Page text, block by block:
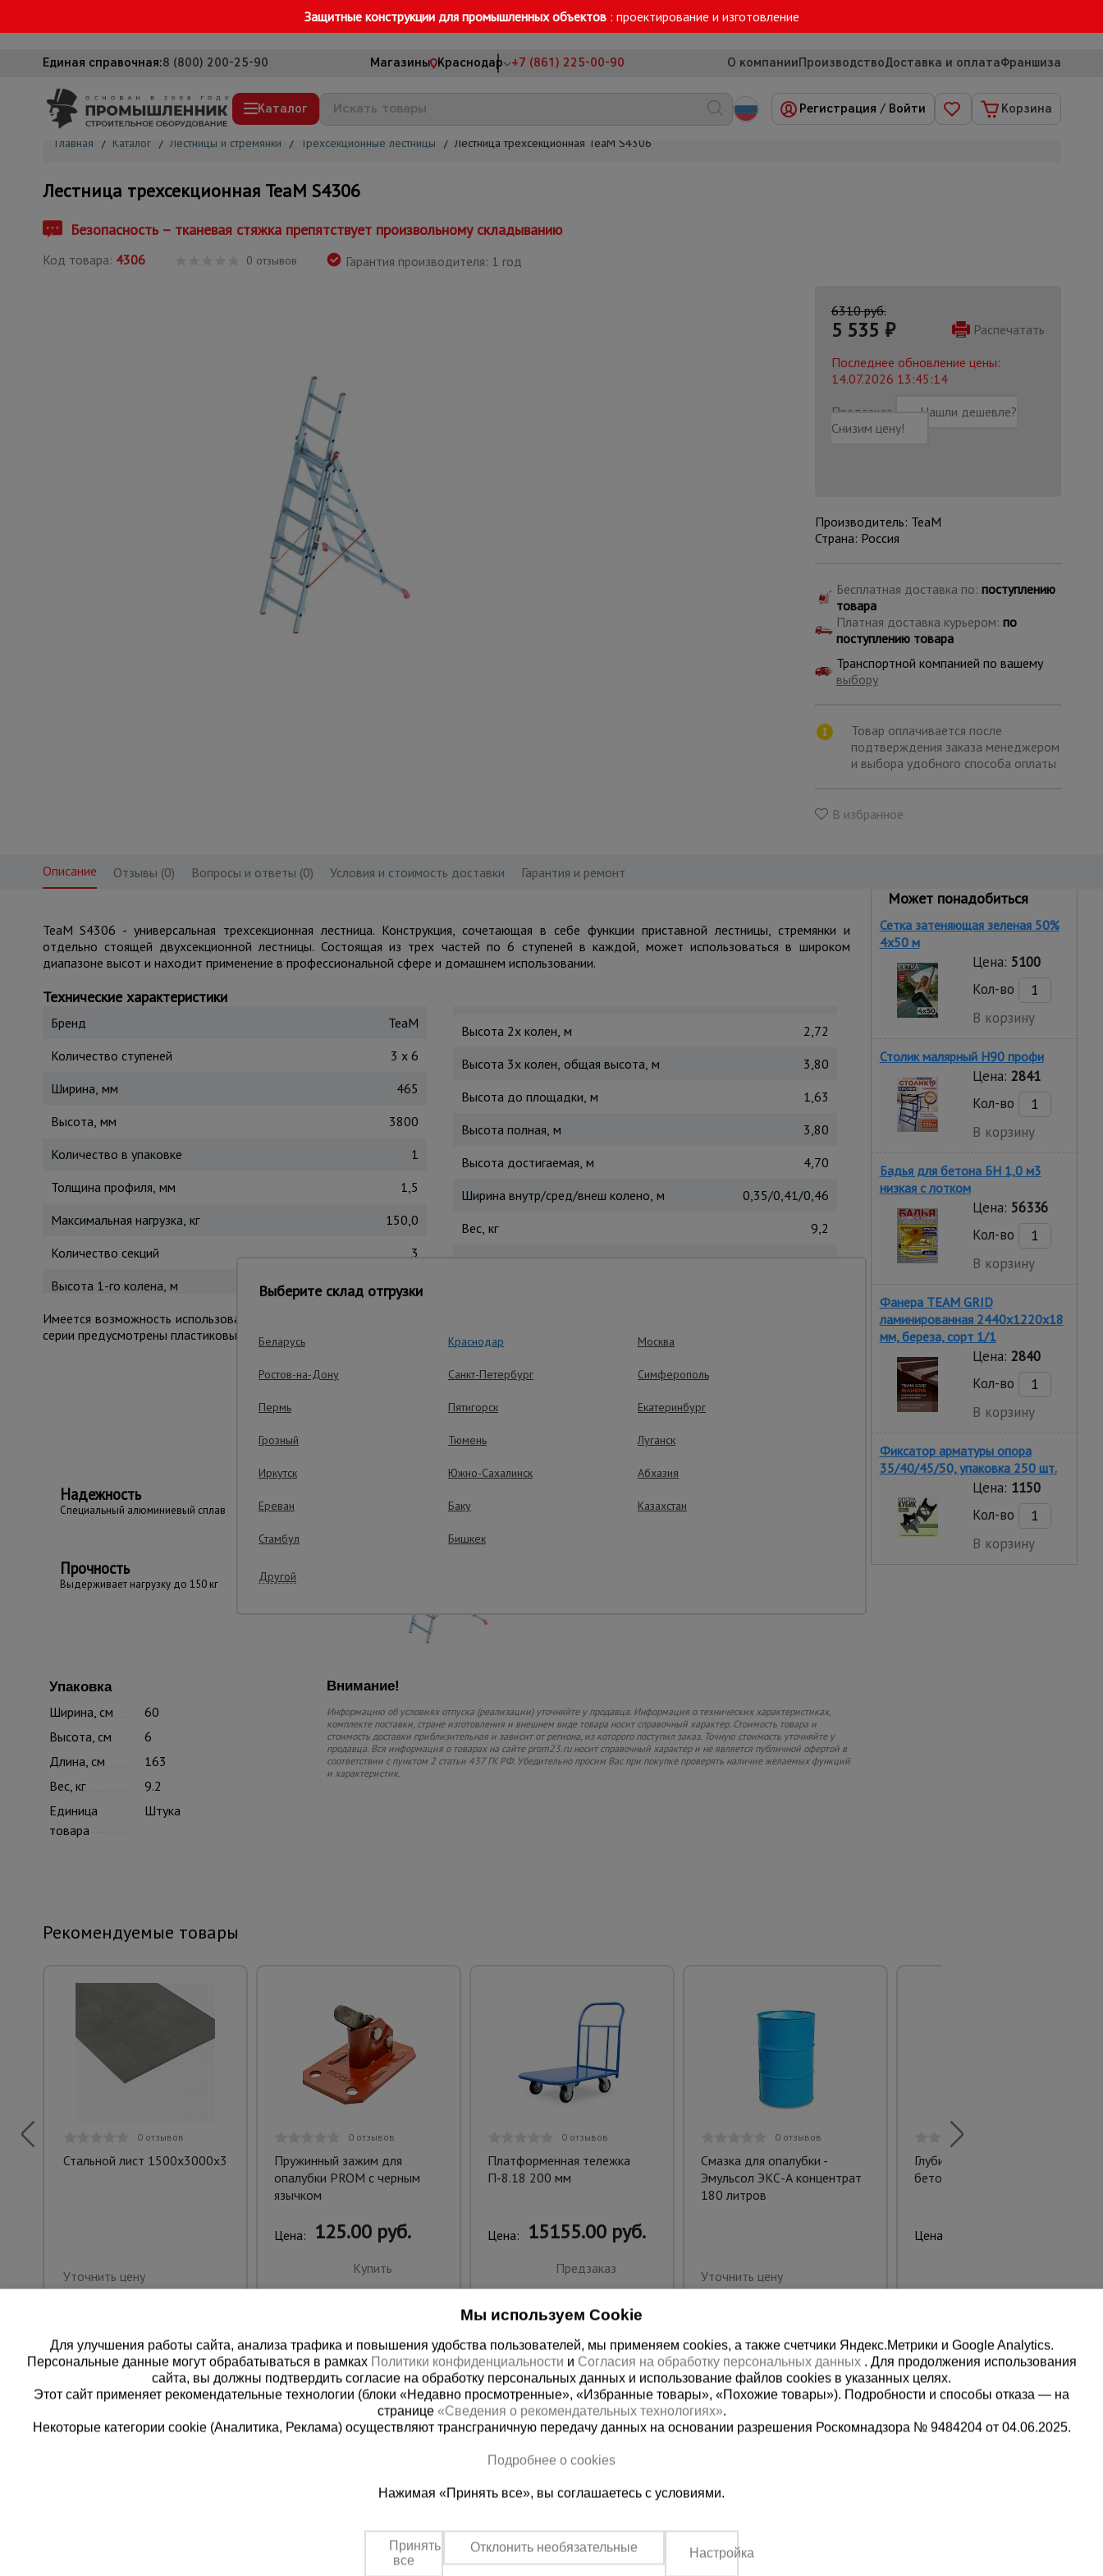
Защитные конструкции для промышленных объектов : проектирование и изготовление
Единая справочная:8 (800) 200-25-90 Магазины Краснодар +7 (861) 225-00-90 О компанииПроизводствоДоставка и оплатаФраншиза
Каталог
Вышки-туры
Сетка, тенты, брезенты
Вибротехника для строительства
Оборудование для работы с арматурой
Оборудование для бетонных работ
Тачки строительные и садовые
Лестницы и стремянки
Штукатурные комплекты
всех
Регистрация / Войти Корзина
Главная / Каталог / Лестницы и стремянки / Трехсекционные лестницы / Лестница трехсекционная TeaM S4306
Лестница трехсекционная TeaM S4306
Безопасность – тканевая стяжка препятствует произвольному складыванию
Код товара: 4306 0 отзывов Гарантия производителя: 1 год
6310 руб.
5 535 ₽
Распечатать
Последнее обновление цены:
14.07.2026 13:45:14
Предзаказ
Нашли дешевле?
Снизим цену!
Производитель: TeaM
Страна: Россия
Бесплатная доставка по: поступлению
товара
Платная доставка курьером: по
поступлению товара
Транспортной компанией по вашему
выбору
Товар оплачивается после
подтверждения заказа менеджером
и выбора удобного способа оплаты
В избранное
Описание Отзывы (0) Вопросы и ответы (0) Условия и стоимость доставки Гарантия и ремонт
TeaM S4306 - универсальная трехсекционная лестница. Конструкция, сочетающая в себе функции приставной лестницы, стремянки и
отдельно стоящей двухсекционной лестницы. Состоящая из трех частей по 6 ступеней в каждой, может использоваться в широком
диапазоне высот и находит применение в профессиональной сфере и домашнем использовании.
Технические характеристики
Бренд
TeaM
Количество ступеней
3 x 6
Ширина, мм
465
Высота, мм
3800
Количество в упаковке
1
Толщина профиля, мм
1,5
Максимальная нагрузка, кг
150,0
Количество секций
3
Высота 1-го колена, м
1,63
Высота 2х колен, м
2,72
Высота 3х колен, общая высота, м
3,80
Высота до площадки, м
1,63
Высота полная, м
3,80
Высота достигаемая, м
4,70
Ширина внутр/сред/внеш колено, м
0,35/0,41/0,46
Вес, кг
9,2
Имеется возможность использовать верхнюю секцию как отдельную небольшую приставную лестницу. У трехсекционной лестницы данной
серии предусмотрены пластиковые ребристые накладки в 4-х местах прилегания к поверхности на все случаи трансформации.
Важные преимущества – эффективная работа
Надежность
Cпециальный алюминиевый сплав
Прочность
Выдерживает нагрузку до 150 кг
Широкая перекладина с пластиковыми
Упаковка
Ширина, см
60
Высота, см
6
Длина, см
163
Вес, кг
9.2
Единица
товара
Штука
Внимание!
Информацию об условиях отпуска (реализации) уточняйте у продавца. Информация о технических характеристиках,
комплекте поставки, стране изготовления и внешнем виде товара носит справочный характер. Стоимость товара и
стоимость доставки приблизительная и зависит от региона, из которого поступил заказ. Точную стоимость уточняйте у
продавца. Вся информация о товарах на сайте prom23.ru носит справочный характер и не является публичной офертой в
соответствии с пунктом 2 статьи 437 ГК РФ. Убедительно просим Вас при покупке проверять наличие желаемых функций
и характеристик.
Может понадобиться
Сетка затеняющая зеленая 50%
4х50 м
Цена: 5100
Кол-во
В корзину
Столик малярный H90 профи
Цена: 2841
Кол-во
В корзину
Бадья для бетона БН 1,0 м3
низкая c лотком
Цена: 56336
Кол-во
В корзину
Фанера TEAM GRID
ламинированная 2440х1220х18
мм, береза, сорт 1/1
Цена: 2840
Кол-во
В корзину
Фиксатор арматуры опора
35/40/45/50, упаковка 250 шт.
Цена: 1150
Кол-во
В корзину
Рекомендуемые товары
0 отзывов
Стальной лист 1500х3000х3
Уточнить цену
0 отзывов
Пружинный зажим для
опалубки PROM с черным
язычком
Цена: 125.00 руб.
Купить
0 отзывов
Платформенная тележка
П-8.18 200 мм
Цена: 15155.00 руб.
Предзаказ
0 отзывов
Смазка для опалубки -
Эмульсол ЭКС-А концентрат
180 литров
Уточнить цену
Глубинный вибратор для
бетона ЭП-1400
Цена:
8 (800) 200-25-90
бесплатно по России
+7 (861) 225-00-90
Пн-Пт: с 8:00 до 17:00,
Выберите склад отгрузки
Беларусь Краснодар Москва
Ростов-на-Дону Санкт-Петербург Симферополь
Пермь Пятигорск Екатеринбург
Грозный Тюмень Луганск
Иркутск Южно-Сахалинск Абхазия
Ереван Баку Казахстан
Стамбул Бишкек
Другой
Мы используем Cookie
Для улучшения работы сайта, анализа трафика и повышения удобства пользователей, мы применяем cookies, а также счетчики Яндекс.Метрики и Google Analytics.
Персональные данные могут обрабатываться в рамках Политики конфиденциальности и Согласия на обработку персональных данных . Для продолжения использования
сайта, вы должны подтвердить согласие на обработку персональных данных и использование файлов cookies в указанных целях.
Этот сайт применяет рекомендательные технологии (блоки «Недавно просмотренные», «Избранные товары», «Похожие товары»). Подробности и способы отказа — на
странице «Сведения о рекомендательных технологиях».
Некоторые категории cookie (Аналитика, Реклама) осуществляют трансграничную передачу данных на основании разрешения Роскомнадзора № 9484204 от 04.06.2025.
Подробнее о cookies
Нажимая «Принять все», вы соглашаетесь с условиями.
Принять
все
Отклонить необязательные Настройка